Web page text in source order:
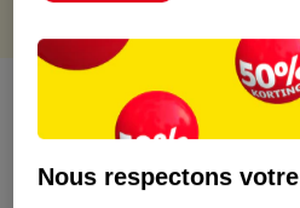
À propos de ce produit
Nous respectons